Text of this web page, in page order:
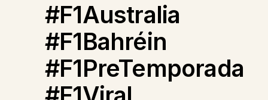
#F1Australia
#F1Bahréin
#F1PreTemporada